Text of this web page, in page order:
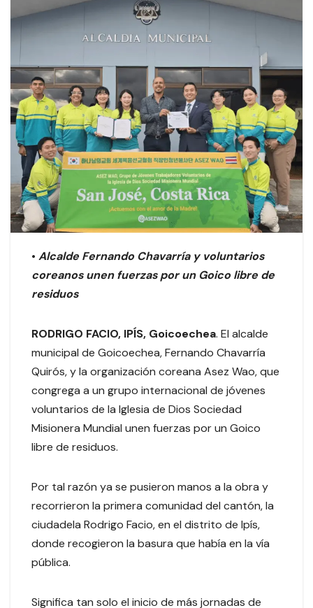
• Alcalde Fernando Chavarría y voluntarios
coreanos unen fuerzas por un Goico libre de
residuos
RODRIGO FACIO, IPÍS, Goicoechea. El alcalde
municipal de Goicoechea, Fernando Chavarría
Quirós, y la organización coreana Asez Wao, que
congrega a un grupo internacional de jóvenes
voluntarios de la Iglesia de Dios Sociedad
Misionera Mundial unen fuerzas por un Goico
libre de residuos.
Por tal razón ya se pusieron manos a la obra y
recorrieron la primera comunidad del cantón, la
ciudadela Rodrigo Facio, en el distrito de Ipís,
donde recogieron la basura que había en la vía
pública.
Significa tan solo el inicio de más jornadas de